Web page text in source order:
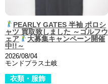
PEARLY GATES 半袖 ポロシ
ャツ 買取致しました ～ゴルフウ
ェア
大募集キャンペーン開催
中!!～
2026/08/04
モンドプラス土岐
衣類・服飾